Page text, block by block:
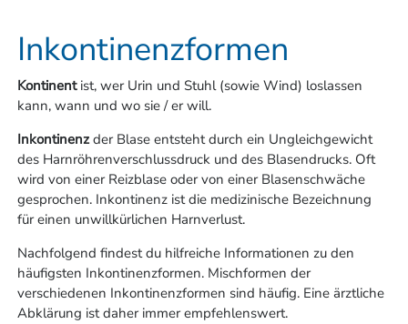
Inkontinenzformen
Kontinent ist, wer Urin und Stuhl (sowie Wind) loslassen
kann, wann und wo sie / er will.
Inkontinenzder Blase entsteht durch ein Ungleichgewicht
des Harnröhrenverschlussdruck und des Blasendrucks. Oft
wird von einer Reizblase oder von einer Blasenschwäche
gesprochen. Inkontinenz ist die medizinische Bezeichnung
für einen unwillkürlichen Harnverlust.
Nachfolgend findest du hilfreiche Informationen zu den
häufigsten Inkontinenzformen. Mischformen der
verschiedenen Inkontinenzformen sind häufig. Eine ärztliche
Abklärung ist daher immer empfehlenswert.